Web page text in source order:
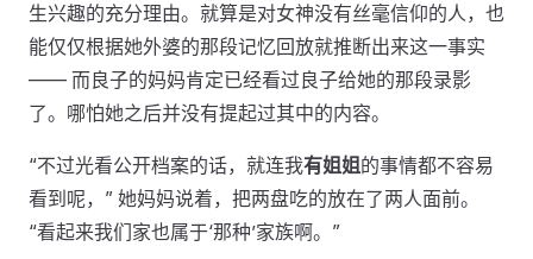
生兴趣的充分理由。就算是对女神没有丝毫信仰的人，也
能仅仅根据她外婆的那段记忆回放就推断出来这一事实
—— 而良子的妈妈肯定已经看过良子给她的那段录影
了。哪怕她之后并没有提起过其中的内容。
“不过光看公开档案的话，就连我有姐姐的事情都不容易
看到呢，” 她妈妈说着，把两盘吃的放在了两人面前。
“看起来我们家也属于‘那种’家族啊。”